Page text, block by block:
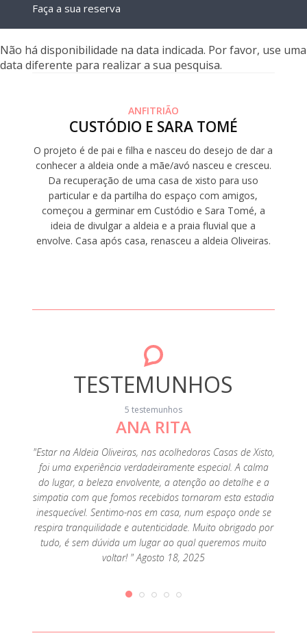
Faça a sua reserva
Não há disponibilidade na data indicada. Por favor, use uma
data diferente para realizar a sua pesquisa.
ANFITRIÃO
CUSTÓDIO E SARA TOMÉ
O projeto é de pai e filha e nasceu do desejo de dar a
conhecer a aldeia onde a mãe/avó nasceu e cresceu.
Da recuperação de uma casa de xisto para uso
particular e da partilha do espaço com amigos,
começou a germinar em Custódio e Sara Tomé, a
ideia de divulgar a aldeia e a praia fluvial que a
envolve. Casa após casa, renasceu a aldeia Oliveiras.
TESTEMUNHOS
5 testemunhos
ANA RITA
"Estar na Aldeia Oliveiras, nas acolhedoras Casas de Xisto,
foi uma experiência verdadeiramente especial. A calma
do lugar, a beleza envolvente, a atenção ao detalhe e a
simpatia com que fomos recebidos tornaram esta estadia
inesquecível. Sentimo-nos em casa, num espaço onde se
respira tranquilidade e autenticidade. Muito obrigado por
tudo, é sem dúvida um lugar ao qual queremos muito
voltar! " Agosto 18, 2025